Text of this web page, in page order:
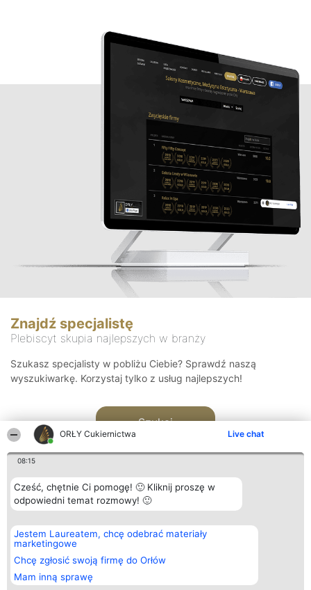
ORŁY Cukiernictwa Live chat
08:15
Cześć, chętnie Ci pomogę! 🙂 Kliknij proszę w
odpowiedni temat rozmowy! 🙂
Jestem Laureatem, chcę odebrać materiały
marketingowe
Chcę zgłosić swoją firmę do Orłów
Mam inną sprawę
Znajdź specjalistę
Plebiscyt skupia najlepszych w branży
Szukasz specjalisty w pobliżu Ciebie? Sprawdź naszą
wyszukiwarkę. Korzystaj tylko z usług najlepszych!
Szukaj
Organizator plebiscytu
Bright Side Solutions sp. z o.
o. sp. k.
ul. Ruska 22
Wrocław 50-079
KRS 0000749100 | Regon
381313360 | NIP 8943132676
Plebiscyt
Laureaci
wszystkich
Laureatów
Regulamin
Kontakt
Kontakt